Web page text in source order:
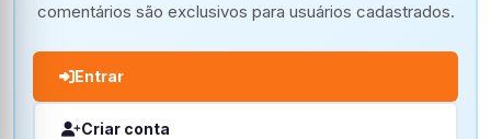
comentários são exclusivos para usuários cadastrados.
Entrar
Criar conta